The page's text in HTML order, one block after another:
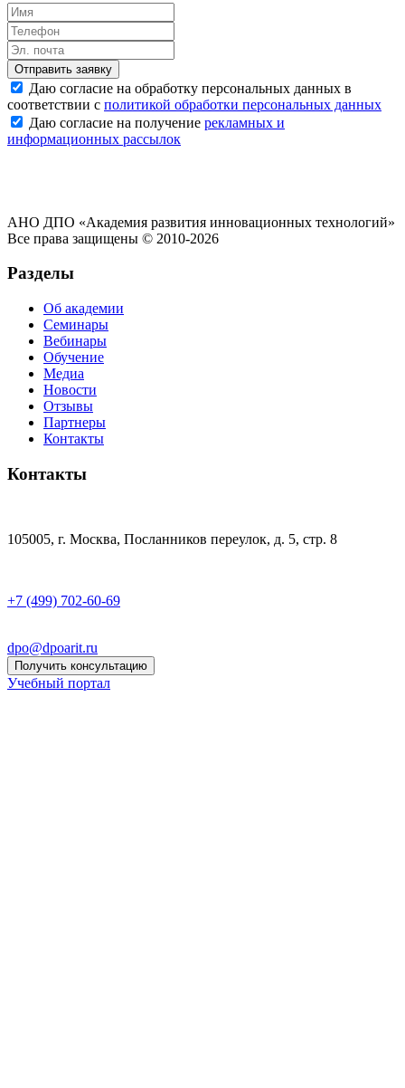
Отправить заявку
Даю согласие на обработку персональных данных в
соответствии с политикой обработки персональных данных
Даю согласие на получение рекламных и
информационных рассылок
АНО ДПО «Академия развития инновационных технологий»
Все права защищены © 2010-2026
Разделы
Об академии
Семинары
Вебинары
Обучение
Медиа
Новости
Отзывы
Партнеры
Контакты
Контакты
105005, г. Москва, Посланников переулок, д. 5, стр. 8
+7 (499) 702-60-69
dpo@dpoarit.ru
Получить консультацию
Учебный портал